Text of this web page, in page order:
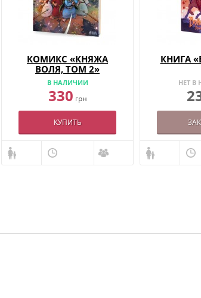
КОМИКС «КНЯЖА
ВОЛЯ, ТОМ 2»
В НАЛИЧИИ
330 грн
КУПИТЬ
КНИГА
НЕТ В